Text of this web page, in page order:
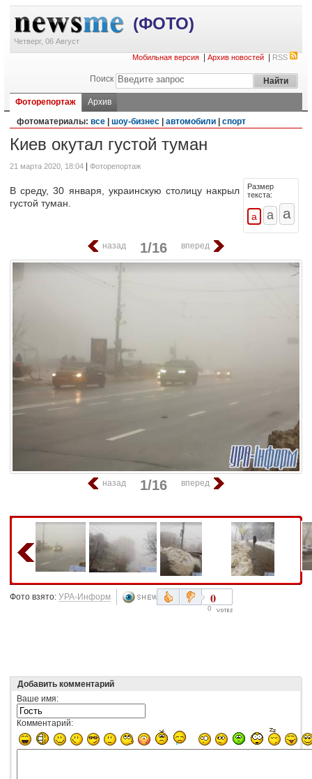
(ФОТО)
Четверг, 06 Август
Мобильная версия
Архив новостей RSS
Поиск
Фоторепортаж
Архив
фотоматериалы: все шоу-бизнес автомобили спорт
Киев окутал густой туман
21 марта 2020, 18:04 Фоторепортаж
Размер
текста:
В среду, 30 января, украинскую столицу накрыл
густой туман.
назад 1/16 вперед
назад 1/16 вперед
Фото взято: УРА-Информ 0
0
Добавить комментарий
Ваше имя:
Комментарий: